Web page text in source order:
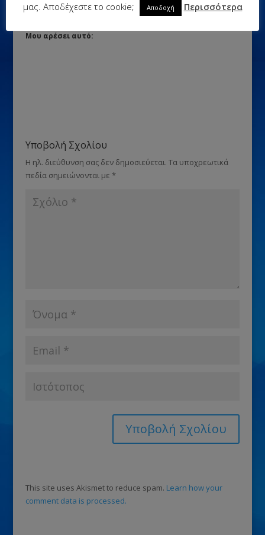
Μου αρέσει αυτό:
Υποβολή Σχολίου
Η ηλ. διεύθυνση σας δεν δημοσιεύεται. Τα υποχρεωτικά
πεδία σημειώνονται με *
This site uses Akismet to reduce spam. Learn how your
comment data is processed.
μας. Αποδέχεστε το cookie;
Αποδοχή Περισσότερα